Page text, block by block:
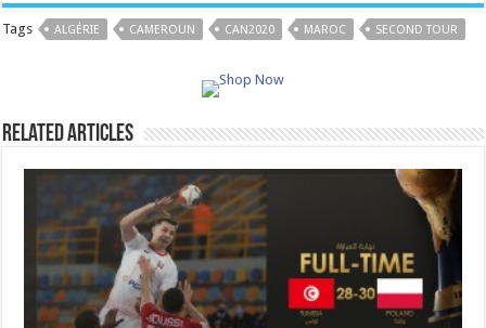
Tags ALGÉRIE CAMEROUN CAN2020 MAROC SECOND TOUR
Related Articles